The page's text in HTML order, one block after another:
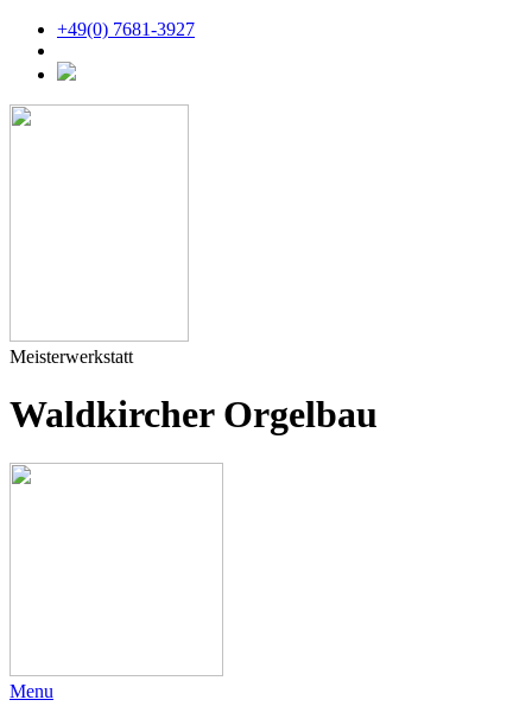
+49(0) 7681-3927
Meisterwerkstatt
Waldkircher Orgelbau
Menu